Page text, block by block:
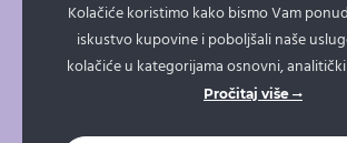
ISPRINTAJ ČLANAK
Kolačiće koristimo kako bismo Vam
iskustvo kupovine i poboljšali naše
kolačiće u kategorijama osnovni,
Pročitaj više